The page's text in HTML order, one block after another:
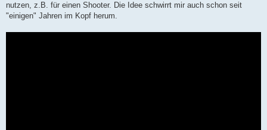
nutzen, z.B. für einen Shooter. Die Idee schwirrt mir auch schon seit
"einigen" Jahren im Kopf herum.